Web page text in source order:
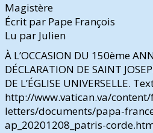
Magistère
Écrit par Pape François
Lu par Julien
À L’OCCASION DU 150ème
DÉCLARATION DE SAINT
DE L’ÉGLISE UNIVERSELLE.
http://www.vatican.va/content/
letters/documents/papa-
ap_20201208_patris-